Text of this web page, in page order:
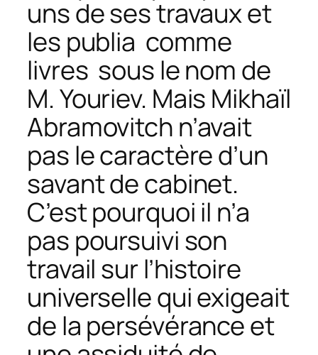
uns de ses travaux et
les publia comme
livres sous le nom de
M. Youriev. Mais Mikhaïl
Abramovitch n’avait
pas le caractère d’un
savant de cabinet.
C’est pourquoi il n’a
pas poursuivi son
travail sur l’histoire
universelle qui exigeait
de la persévérance et